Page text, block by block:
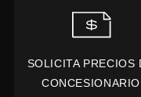
SOLICITA PRECIOS
CONCESIONARIO